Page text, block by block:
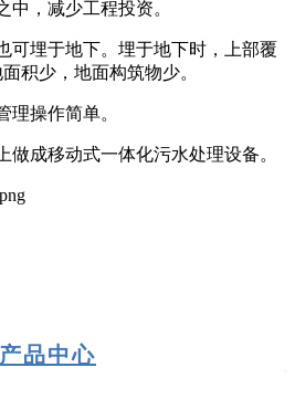
中，减少工程投资。
可埋于地下。埋于地下时，上部覆
积少，地面构筑物少。
理操作简单。
做成移动式一体化污水处理设备。
产品中心